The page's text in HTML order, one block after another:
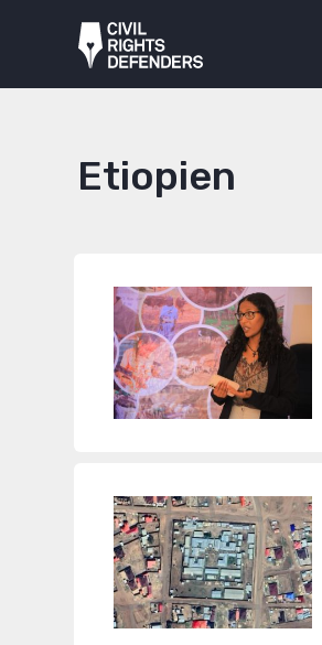
Etiopien